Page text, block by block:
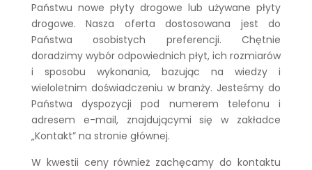
Państwu nowe płyty drogowe lub używane płyty
drogowe. Nasza oferta dostosowana jest do
Państwa osobistych preferencji. Chętnie
doradzimy wybór odpowiednich płyt, ich rozmiarów
i sposobu wykonania, bazując na wiedzy i
wieloletnim doświadczeniu w branży. Jesteśmy do
Państwa dyspozycji pod numerem telefonu i
adresem e-mail, znajdującymi się w zakładce
„Kontakt” na stronie głównej.
W kwestii ceny również zachęcamy do kontaktu